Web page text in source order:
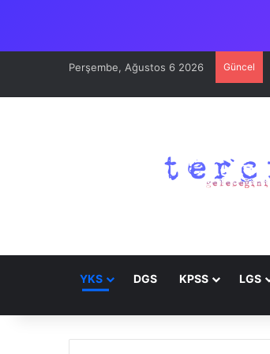
Perşembe, Ağustos 6 2026 Güncel
YKS DGS KPSS LGS